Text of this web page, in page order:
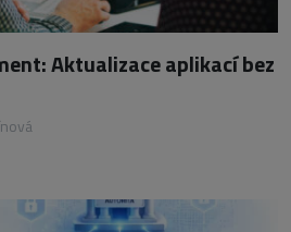
Aktualizace aplikací bez